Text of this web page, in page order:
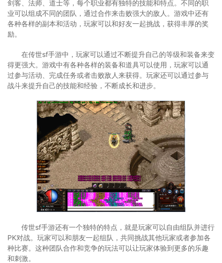
剑客、法师、道士等，每个职业都有独特的技能和特点。不同的职
业可以组成不同的团队，通过合作来击败强大的敌人。游戏中还有
各种各样的副本和活动，玩家可以和好友一起挑战，获得丰厚的奖
励。
在传世sf手游中，玩家可以通过不断提升自己的等级和装备来变
得更强大。游戏中有各种各样的装备和道具可以使用，玩家可以通
过参与活动、完成任务或者击败敌人来获得。玩家还可以通过参与
战斗来提升自己的技能和经验，不断成长和进步。
传世sf手游还有一个独特的特点，就是玩家可以自由组队并进行
PK对战。玩家可以和朋友一起组队，共同挑战其他玩家或者参加各
种比赛。这种团队合作和竞争的玩法可以让玩家体验到更多的乐趣
和刺激。